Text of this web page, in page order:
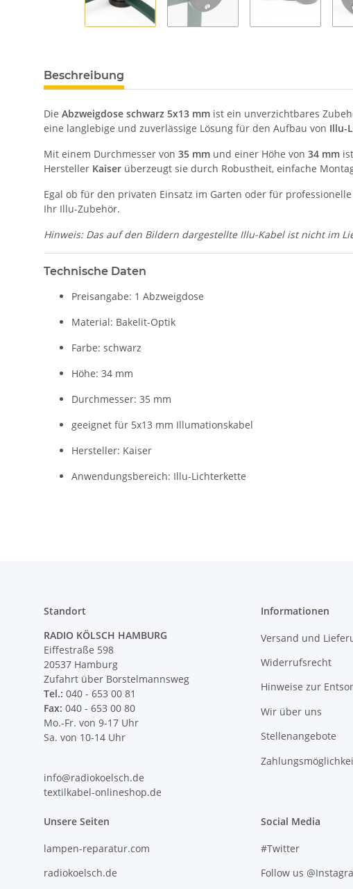
Beschreibung
Die Abzweigdose schwarz 5x13 mm ist ein unverzichtbares
eine langlebige und zuverlässige Lösung für den Aufbau von Illu-
Mit einem Durchmesser von 35 mm und einer Höhe von 34 mm
Hersteller Kaiser überzeugt sie durch Robustheit, einfache
Egal ob für den privaten Einsatz im Garten oder für
Ihr Illu-Zubehör.
Hinweis: Das auf den Bildern dargestellte Illu-Kabel ist nicht im
Technische Daten
Preisangabe: 1 Abzweigdose
Material: Bakelit-Optik
Farbe: schwarz
Höhe: 34 mm
Durchmesser: 35 mm
geeignet für 5x13 mm Illumationskabel
Hersteller: Kaiser
Anwendungsbereich: Illu-Lichterkette
Standort
RADIO KÖLSCH HAMBURG
Eiffestraße 598
20537 Hamburg
Zufahrt über Borstelmannsweg
Tel.: 040 - 653 00 81
Fax: 040 - 653 00 80
Mo.-Fr. von 9-17 Uhr
Sa. von 10-14 Uhr
info@radiokoelsch.de
textilkabel-onlineshop.de
Informationen
Versand und
Widerrufsrecht
Hinweise zur
Wir über uns
Stellenangebote
Unsere Seiten
lampen-reparatur.com
radiokoelsch.de
Social Media
#Twitter
Follow us